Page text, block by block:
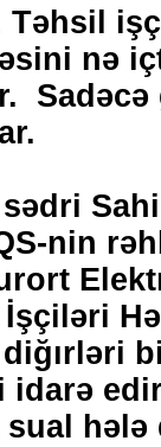
Təhsil
nə
nin
idarə
hələ